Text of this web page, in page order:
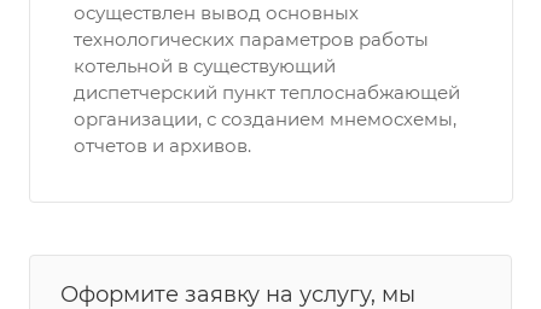
осуществлен вывод основных
технологических параметров работы
котельной в существующий
диспетчерский пункт теплоснабжающей
организации, с созданием мнемосхемы,
отчетов и архивов.
Оформите заявку на услугу, мы